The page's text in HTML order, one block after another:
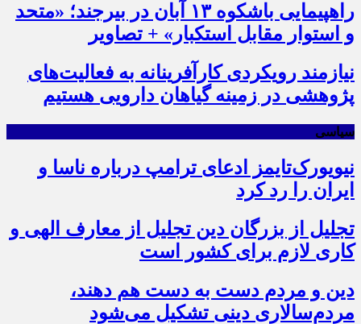
راهپیمایی باشکوه ۱۳ آبان در بیرجند؛ «متحد
و استوار مقابل استکبار» + تصاویر
نیازمند رویکردی کارآفرینانه به فعالیت‌های
پژوهشی در زمینه گیاهان دارویی هستیم
سیاسی
نیویورک‌تایمز ادعای ترامپ درباره ناسا و
ایران را رد کرد
تجلیل از بزرگان دین تجلیل از معارف الهی و
کاری لازم برای کشور است
دین و مردم دست به‌ دست هم دهند،
مردم‌سالاری دینی تشکیل می‌شود